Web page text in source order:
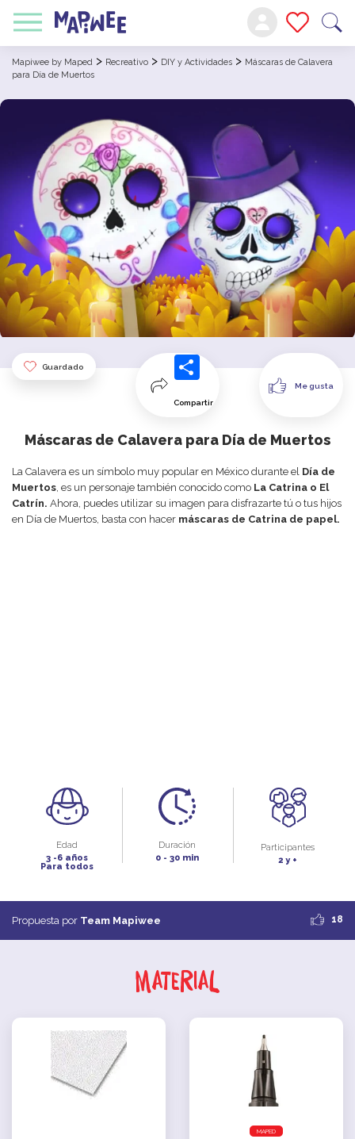
Mapiwee by Maped > Recreativo > DIY y Actividades > Máscaras de Calavera
para Día de Muertos
Guardado
Compartir
Me gusta
Máscaras de Calavera para Día de Muertos
La Calavera es un símbolo muy popular en México durante el Día de
Muertos, es un personaje también conocido como La Catrina o El
Catrín. Ahora, puedes utilizar su imagen para disfrazarte tú o tus hijos
en Día de Muertos, basta con hacer máscaras de Catrina de papel.
Edad
3 -6 años
Para todos
Duración
0 - 30 min
Participantes
2 y +
Propuesta por Team Mapiwee 18
Material
MAPED